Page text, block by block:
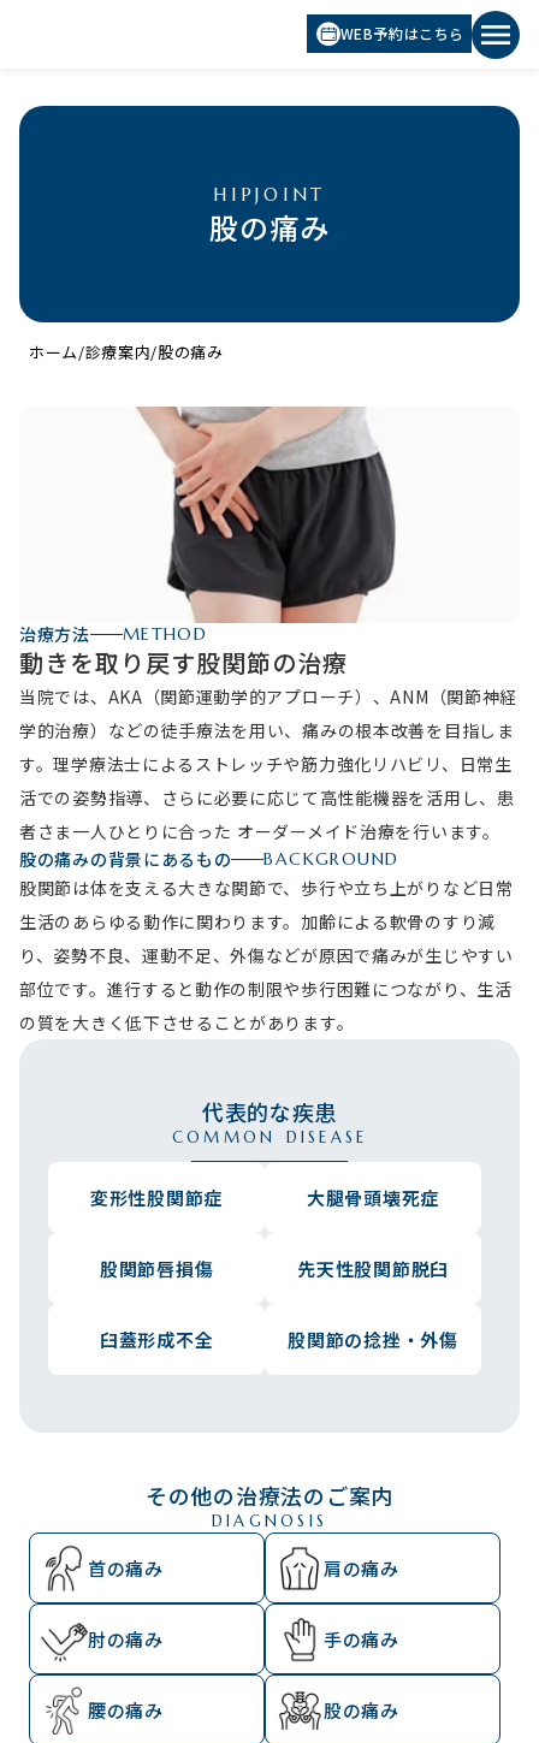
WEB予約はこちら menu
HIPJOINT
股の痛み
ホーム/診療案内/股の痛み
治療方法 METHOD
動きを取り戻す股関節の治療
当院では、AKA（関節運動学的アプローチ）、ANM（関節神経
学的治療）などの徒手療法を用い、痛みの根本改善を目指しま
す。理学療法士によるストレッチや筋力強化リハビリ、日常生
活での姿勢指導、さらに必要に応じて高性能機器を活用し、患
者さま一人ひとりに合った オーダーメイド治療を行います。
股の痛みの背景にあるもの
BACKGROUND
股関節は体を支える大きな関節で、歩行や立ち上がりなど日常
生活のあらゆる動作に関わります。加齢による軟骨のすり減
り、姿勢不良、運動不足、外傷などが原因で痛みが生じやすい
部位です。進行すると動作の制限や歩行困難につながり、生活
の質を大きく低下させることがあります。
代表的な疾患
COMMON DISEASE
変形性股関節症 大腿骨頭壊死症
股関節唇損傷 先天性股関節脱臼
臼蓋形成不全 股関節の捻挫・外傷
その他の治療法のご案内
DIAGNOSIS
首の痛み 肩の痛み
肘の痛み 手の痛み
腰の痛み 股の痛み